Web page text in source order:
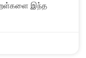
இந்த